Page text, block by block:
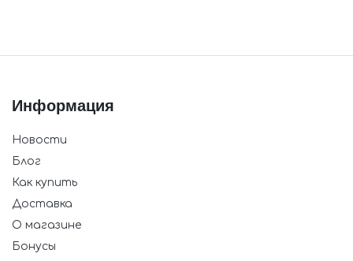
Информация
Новости
Блог
Как купить
Доставка
О магазине
Бонусы